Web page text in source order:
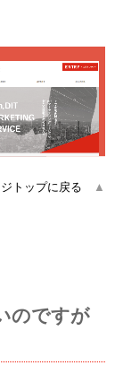
トップに戻る ▲
のですが